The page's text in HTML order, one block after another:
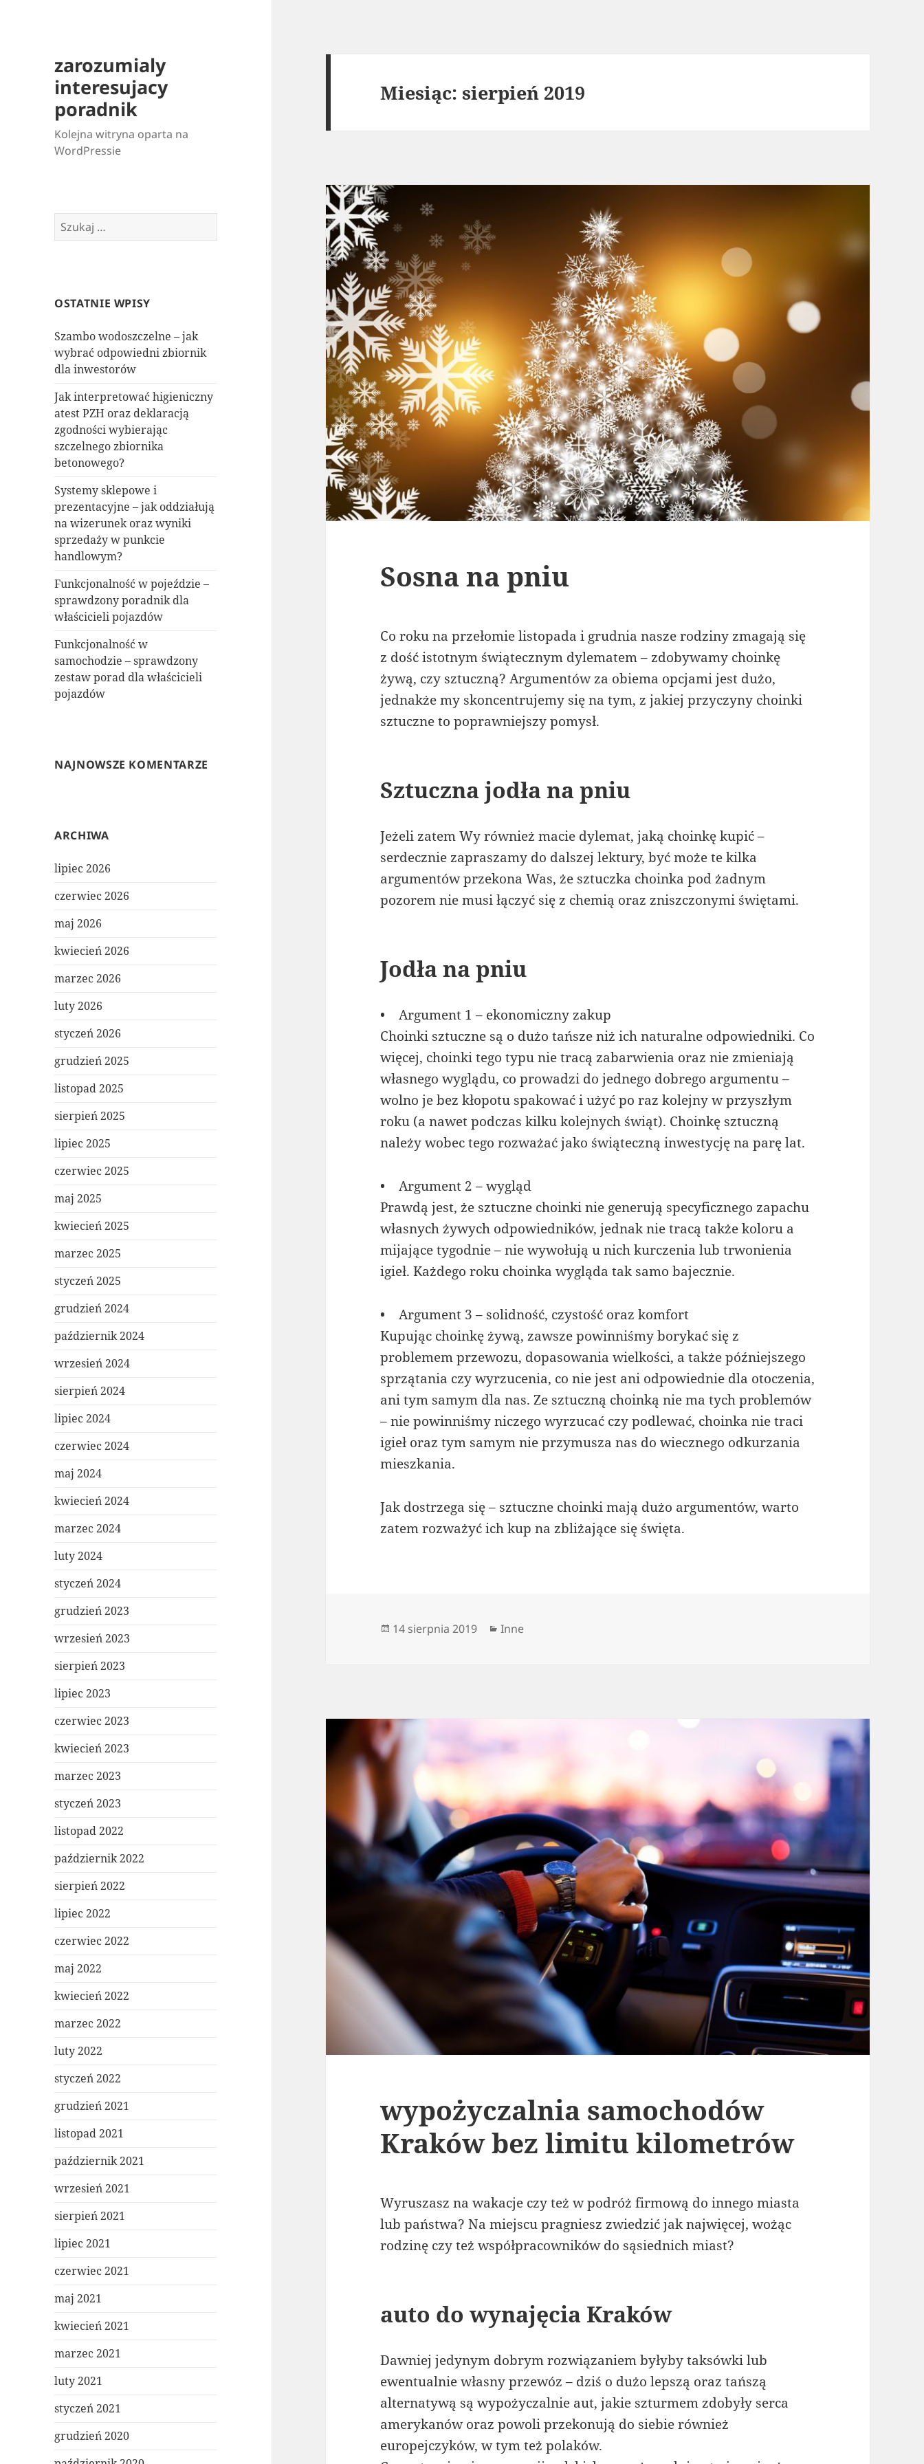
zarozumialy
interesujacy
poradnik
Kolejna witryna oparta na
WordPressie
Szukaj:
OSTATNIE WPISY
Szambo wodoszczelne – jak
wybrać odpowiedni zbiornik
dla inwestorów
Jak interpretować higieniczny
atest PZH oraz deklaracją
zgodności wybierając
szczelnego zbiornika
betonowego?
Systemy sklepowe i
prezentacyjne – jak oddziałują
na wizerunek oraz wyniki
sprzedaży w punkcie
handlowym?
Funkcjonalność w pojeździe –
sprawdzony poradnik dla
właścicieli pojazdów
Funkcjonalność w
samochodzie – sprawdzony
zestaw porad dla właścicieli
pojazdów
NAJNOWSZE KOMENTARZE
ARCHIWA
lipiec 2026
czerwiec 2026
maj 2026
kwiecień 2026
marzec 2026
luty 2026
styczeń 2026
grudzień 2025
listopad 2025
sierpień 2025
lipiec 2025
czerwiec 2025
maj 2025
kwiecień 2025
marzec 2025
styczeń 2025
grudzień 2024
październik 2024
wrzesień 2024
sierpień 2024
lipiec 2024
czerwiec 2024
maj 2024
kwiecień 2024
marzec 2024
luty 2024
styczeń 2024
grudzień 2023
wrzesień 2023
sierpień 2023
lipiec 2023
czerwiec 2023
kwiecień 2023
marzec 2023
styczeń 2023
listopad 2022
październik 2022
sierpień 2022
lipiec 2022
czerwiec 2022
maj 2022
kwiecień 2022
marzec 2022
luty 2022
styczeń 2022
grudzień 2021
listopad 2021
październik 2021
wrzesień 2021
sierpień 2021
lipiec 2021
czerwiec 2021
maj 2021
kwiecień 2021
marzec 2021
luty 2021
styczeń 2021
grudzień 2020
Miesiąc:sierpień 2019
Sosna na pniu
Co roku na przełomie listopada i grudnia nasze rodziny zmagają się
z dość istotnym świątecznym dylematem – zdobywamy choinkę
żywą, czy sztuczną? Argumentów za obiema opcjami jest dużo,
jednakże my skoncentrujemy się na tym, z jakiej przyczyny choinki
sztuczne to poprawniejszy pomysł.
Sztuczna jodła na pniu
Jeżeli zatem Wy również macie dylemat, jaką choinkę kupić –
serdecznie zapraszamy do dalszej lektury, być może te kilka
argumentów przekona Was, że sztuczka choinka pod żadnym
pozorem nie musi łączyć się z chemią oraz zniszczonymi świętami.
Jodła na pniu
• Argument 1 – ekonomiczny zakup
Choinki sztuczne są o dużo tańsze niż ich naturalne odpowiedniki. Co
więcej, choinki tego typu nie tracą zabarwienia oraz nie zmieniają
własnego wyglądu, co prowadzi do jednego dobrego argumentu –
wolno je bez kłopotu spakować i użyć po raz kolejny w przyszłym
roku (a nawet podczas kilku kolejnych świąt). Choinkę sztuczną
należy wobec tego rozważać jako świąteczną inwestycję na parę lat.
• Argument 2 – wygląd
Prawdą jest, że sztuczne choinki nie generują specyficznego zapachu
własnych żywych odpowiedników, jednak nie tracą także koloru a
mijające tygodnie – nie wywołują u nich kurczenia lub trwonienia
igieł. Każdego roku choinka wygląda tak samo bajecznie.
• Argument 3 – solidność, czystość oraz komfort
Kupując choinkę żywą, zawsze powinniśmy borykać się z
problemem przewozu, dopasowania wielkości, a także późniejszego
sprzątania czy wyrzucenia, co nie jest ani odpowiednie dla otoczenia,
ani tym samym dla nas. Ze sztuczną choinką nie ma tych problemów
– nie powinniśmy niczego wyrzucać czy podlewać, choinka nie traci
igieł oraz tym samym nie przymusza nas do wiecznego odkurzania
mieszkania.
Jak dostrzega się – sztuczne choinki mają dużo argumentów, warto
zatem rozważyć ich kup na zbliżające się święta.
Data
14 sierpnia 2019 Kategorie
Inne
wypożyczalnia samochodów
Kraków bez limitu kilometrów
Wyruszasz na wakacje czy też w podróż firmową do innego miasta
lub państwa? Na miejscu pragniesz zwiedzić jak najwięcej, wożąc
rodzinę czy też współpracowników do sąsiednich miast?
auto do wynajęcia Kraków
Dawniej jedynym dobrym rozwiązaniem byłyby taksówki lub
ewentualnie własny przewóz – dziś o dużo lepszą oraz tańszą
alternatywą są wypożyczalnie aut, jakie szturmem zdobyły serca
amerykanów oraz powoli przekonują do siebie również
europejczyków, w tym też polaków.